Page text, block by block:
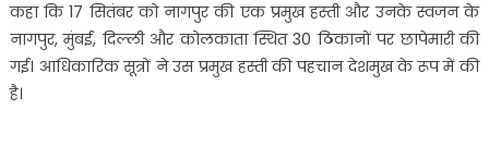
कहा कि 17 सितंबर को नागपुर की एक प्रमुख हस्ती और उनके स्वजन के
नागपुर, मुंबई, दिल्ली और कोलकाता स्थित 30 ठिकानों पर छापेमारी की
गई। आधिकारिक सूत्रों ने उस प्रमुख हस्ती की पहचान देशमुख के रूप में की
है।